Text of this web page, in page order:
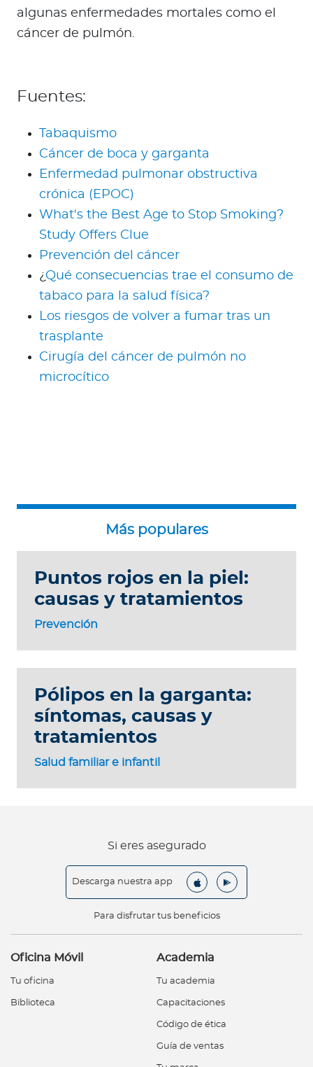
algunas enfermedades mortales como el
cáncer de pulmón.
Fuentes:
Tabaquismo
Cáncer de boca y garganta
Enfermedad pulmonar obstructiva
crónica (EPOC)
What's the Best Age to Stop Smoking?
Study Offers Clue
Prevención del cáncer
¿Qué consecuencias trae el consumo de
tabaco para la salud física?
Los riesgos de volver a fumar tras un
trasplante
Cirugía del cáncer de pulmón no
microcítico
Prevención
Puntos rojos en la piel:
causas y tratamientos
Salud familiar e infantil
Pólipos en la garganta:
síntomas, causas y
tratamientos
Si eres asegurado
Descarga nuestra app
Para disfrutar tus beneficios
Oficina Móvil
Tu oficina
Biblioteca
Academia
Tu academia
Capacitaciones
Código de ética
Guía de ventas